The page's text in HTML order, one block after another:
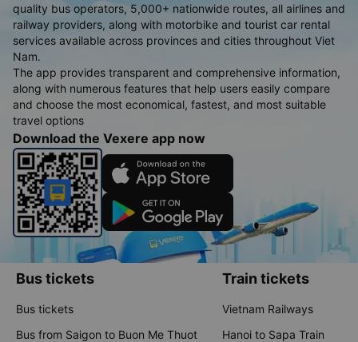
quality bus operators, 5,000+ nationwide routes, all airlines and
railway providers, along with motorbike and tourist car rental
services available across provinces and cities throughout Viet
Nam.
The app provides transparent and comprehensive information,
along with numerous features that help users easily compare
and choose the most economical, fastest, and most suitable
travel options
Download the Vexere app now
Bus tickets
Bus tickets
Bus from Saigon to Buon Me Thuot
Train tickets
Vietnam Railways
Hanoi to Sapa Train